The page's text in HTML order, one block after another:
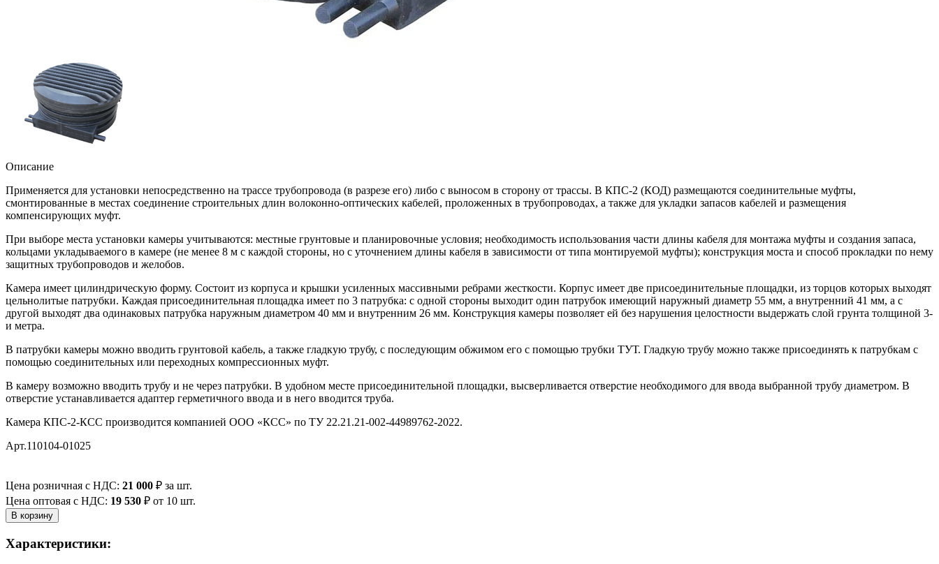
Описание
Применяется для установки непосредственно на трассе трубопровода (в разрезе его) либо с выносом в сторону от трассы. В КПС-2 (КОД) размещаются соединительные муфты,
смонтированные в местах соединение строительных длин волоконно-оптических кабелей, проложенных в трубопроводах, а также для укладки запасов кабелей и размещения
компенсирующих муфт.
При выборе места установки камеры учитываются: местные грунтовые и планировочные условия; необходимость использования части длины кабеля для монтажа муфты и создания запаса,
кольцами укладываемого в камере (не менее 8 м с каждой стороны, но с уточнением длины кабеля в зависимости от типа монтируемой муфты); конструкция моста и способ прокладки по нему
защитных трубопроводов и желобов.
Камера имеет цилиндрическую форму. Состоит из корпуса и крышки усиленных массивными ребрами жесткости. Корпус имеет две присоединительные площадки, из торцов которых выходят
цельнолитые патрубки. Каждая присоединительная площадка имеет по 3 патрубка: с одной стороны выходит один патрубок имеющий наружный диаметр 55 мм, а внутренний 41 мм, а с
другой выходят два одинаковых патрубка наружным диаметром 40 мм и внутренним 26 мм. Конструкция камеры позволяет ей без нарушения целостности выдержать слой грунта толщиной 3-
и метра.
В патрубки камеры можно вводить грунтовой кабель, а также гладкую трубу, с последующим обжимом его с помощью трубки ТУТ. Гладкую трубу можно также присоединять к патрубкам с
помощью соединительных или переходных компрессионных муфт.
В камеру возможно вводить трубу и не через патрубки. В удобном месте присоединительной площадки, высверливается отверстие необходимого для ввода выбранной трубу диаметром. В
отверстие устанавливается адаптер герметичного ввода и в него вводится труба.
Камера КПС-2-КСС производится компанией ООО «КСС» по ТУ 22.21.21-002-44989762-2022.
Арт.110104-01025
Цена розничная с НДС: 21 000 ₽ за шт.
Цена оптовая с НДС: 19 530 ₽ от 10 шт.
Характеристики: